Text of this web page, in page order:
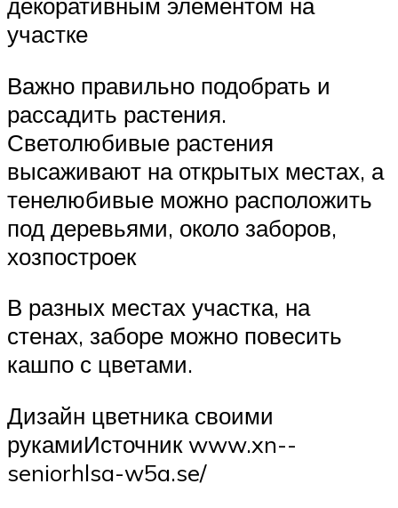
участке
Важно правильно подобрать и
рассадить растения.
Светолюбивые растения
высаживают на открытых местах, а
тенелюбивые можно расположить
под деревьями, около заборов,
хозпостроек
В разных местах участка, на
стенах, заборе можно повесить
кашпо с цветами.
Дизайн цветника своими
рукамиИсточник www.xn--
seniorhlsa-w5a.se/